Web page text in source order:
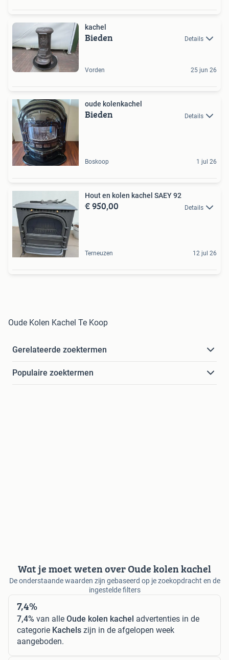
kachel
Bieden Details
Vorden 25 jun 26
oude kolenkachel
Bieden Details
Boskoop 1 jul 26
Hout en kolen kachel SAEY 92
€ 950,00 Details
Terneuzen 12 jul 26
Oude Kolen Kachel Te Koop
Gerelateerde zoektermen
Populaire zoektermen
Wat je moet weten over Oude kolen kachel
De onderstaande waarden zijn gebaseerd op je zoekopdracht en de
ingestelde filters
7,4%
7,4% van alle Oude kolen kachel advertenties in de
categorie Kachels zijn in de afgelopen week
aangeboden.